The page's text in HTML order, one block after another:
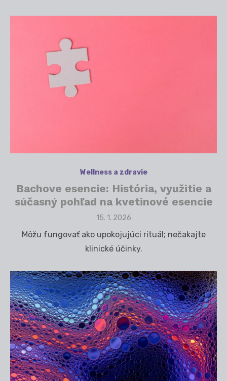
Wellness a zdravie
Bachove esencie: História, využitie a
súčasný pohľad na kvetinové esencie
Posted
15. 1. 2026
Môžu fungovať ako upokojujúci rituál; nečakajte
klinické účinky.